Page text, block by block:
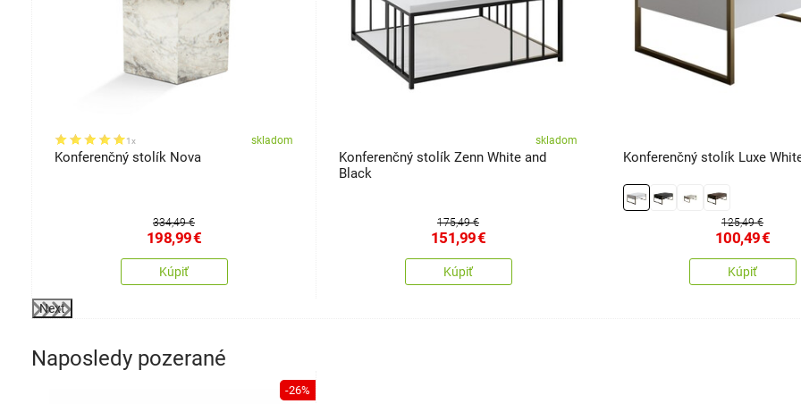
1x skladom
Konferenčný stolík Nova
334,49 €
198,99€
Kúpiť
skladom
Konferenčný stolík Zenn White and
Black
175,49 €
151,99€
Kúpiť
Konferenčný stolík Luxe
125,49 €
100,49€
Kúpiť
Next
Naposledy pozerané
-26%